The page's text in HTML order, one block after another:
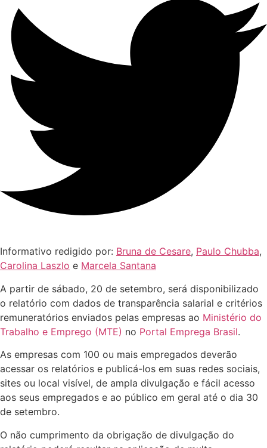
Informativo redigido por: Bruna de Cesare, Paulo Chubba,
Carolina Laszlo e Marcela Santana
A partir de sábado, 20 de setembro, será disponibilizado
o relatório com dados de transparência salarial e critérios
remuneratórios enviados pelas empresas ao Ministério do
Trabalho e Emprego (MTE) no Portal Emprega Brasil.
As empresas com 100 ou mais empregados deverão
acessar os relatórios e publicá-los em suas redes sociais,
sites ou local visível, de ampla divulgação e fácil acesso
aos seus empregados e ao público em geral até o dia 30
de setembro.
O não cumprimento da obrigação de divulgação do